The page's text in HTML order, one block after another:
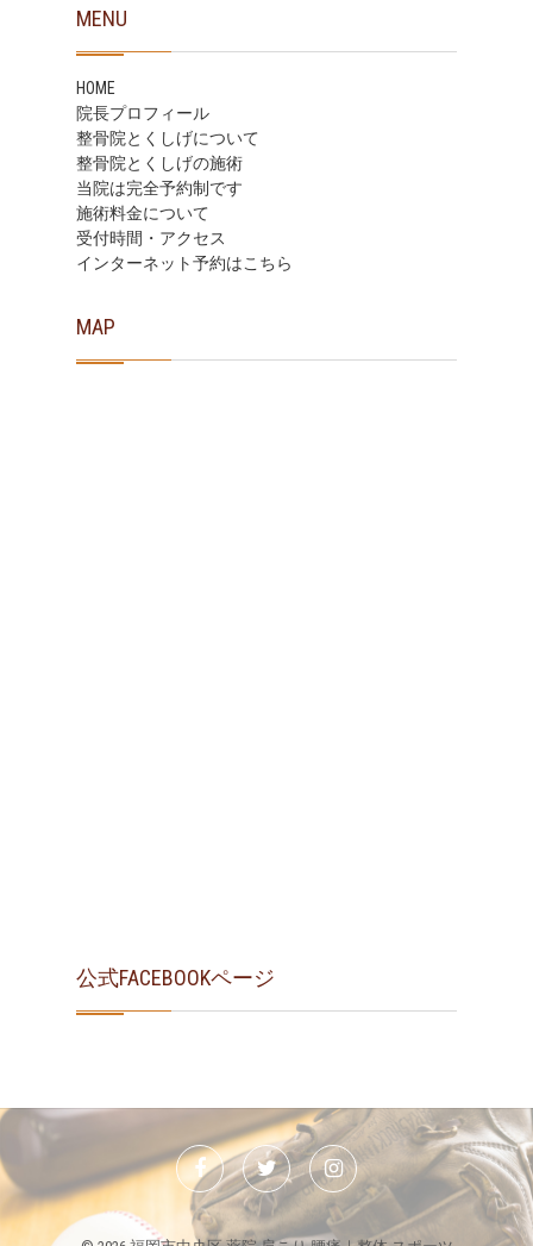
MENU
HOME
院長プロフィール
整骨院とくしげについて
整骨院とくしげの施術
当院は完全予約制です
施術料金について
受付時間・アクセス
インターネット予約はこちら
MAP
公式FACEBOOKページ
FacebookTwitterInstagram